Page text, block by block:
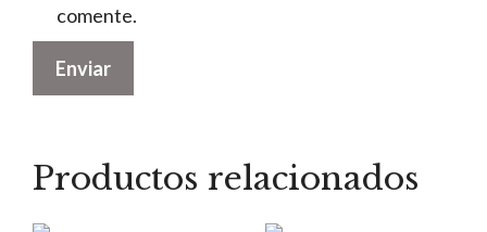
comente.
Productos relacionados